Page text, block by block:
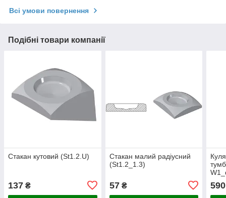
Всі умови повернення
Подібні товари компанії
Стакан кутовий (St1.2.U)
137 ₴
Стакан малий радіусний
(St1.2_1.3)
57₴ 590